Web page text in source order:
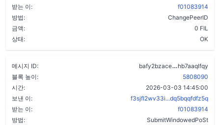
받는 이:
f01083914
방법:
ChangePeerID
금액:
0 FIL
상태:
OK
메시지 ID: bafy2bzace
hb7aaqlfqy
블록 높이:
5808090
시간:
2026-03-03 14:45:00
보낸 이:
f3sjfl2wv33i...dq5bqqfdfz5q
받는 이:
f01083914
방법:
SubmitWindowedPoSt